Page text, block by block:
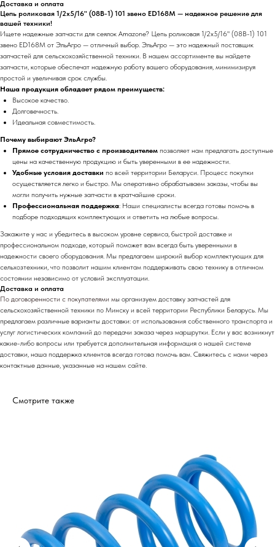
Доставка и оплата
Цепь роликовая 1/2x5/16" (08B-1) 101 звено ED168M — надежное решение для
вашей техники!
Ищете надежные запчасти для сеялок Amazone? Цепь роликовая 1/2x5/16" (08B-1) 101
звено ED168M от ЭльАгро — отличный выбор. ЭльАгро — это надежный поставщик
запчастей для сельскохозяйственной техники. В нашем ассортименте вы найдете
запчасти, которые обеспечат надежную работу вашего оборудования, минимизируя
простой и увеличивая срок службы.
Наша продукция обладает рядом преимуществ:
Высокое качество.
Долговечность.
Идеальная совместимость.
Почему выбирают ЭльАгро?
Прямое сотрудничество с производителем позволяет нам предлагать доступные
цены на качественную продукцию и быть уверенными в ее надежности.
Удобные условия доставки по всей территории Беларуси. Процесс покупки
осуществляется легко и быстро. Мы оперативно обрабатываем заказы, чтобы вы
могли получить нужные запчасти в кратчайшие сроки.
Профессиональная поддержка: Наши специалисты всегда готовы помочь в
подборе подходящих комплектующих и ответить на любые вопросы.
Закажите у нас и убедитесь в высоком уровне сервиса, быстрой доставке и
профессиональном подходе, который поможет вам всегда быть уверенными в
надежности своего оборудования. Мы предлагаем широкий выбор комплектующих для
сельхозтехники, что позволит нашим клиентам поддерживать свою технику в отличном
состоянии независимо от условий эксплуатации.
Доставка и оплата
По договоренности с покупателями мы организуем доставку запчастей для
сельскохозяйственной техники по Минску и всей территории Республики Беларусь. Мы
предлагаем различные варианты доставки: от использования собственного транспорта и
услуг логистических компаний до передачи заказа через маршрутки. Если у вас возникнут
какие-либо вопросы или требуется дополнительная информация о нашей системе
доставки, наша поддержка клиентов всегда готова помочь вам. Свяжитесь с нами через
контактные данные, указанные на нашем сайте.
Смотрите также